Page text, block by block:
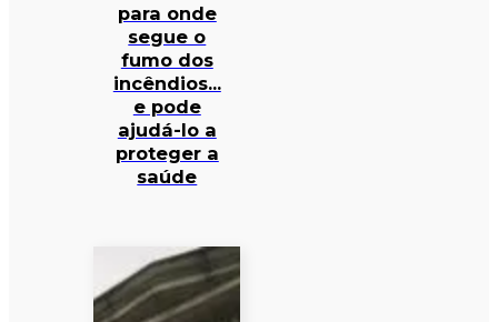
para onde
segue o
fumo dos
incêndios…
e pode
ajudá-lo a
proteger a
saúde